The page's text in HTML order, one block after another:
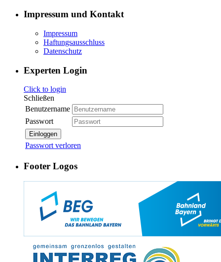
Impressum und Kontakt
Impressum
Haftungsausschluss
Datenschutz
Experten Login
Click to login
Schließen
Benutzername
Passwort
Einloggen
Passwort verloren
Footer Logos